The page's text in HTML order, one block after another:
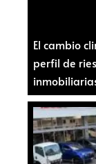
El cambio
perfil de